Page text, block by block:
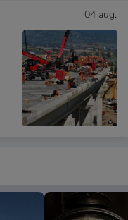
04 aug.